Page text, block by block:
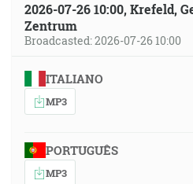
2026-07-26 10:00, Krefeld,
Zentrum
Broadcasted: 2026-07-26 10:00
ITALIANO
MP3
PORTUGUÊS
MP3